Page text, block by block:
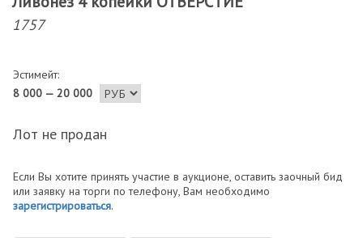
1757
Эстимейт:
8 000 — 20 000
Лот не продан
Если Вы хотите принять участие в аукционе, оставить заочный бид
или заявку на торги по телефону, Вам необходимо
зарегистрироваться.